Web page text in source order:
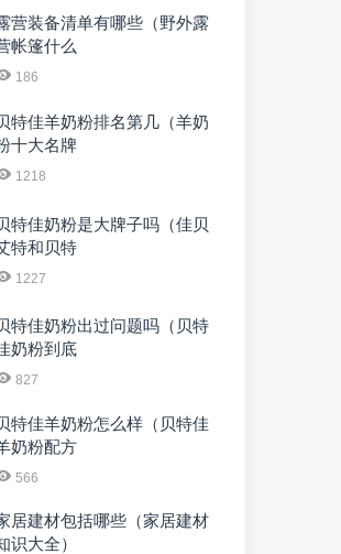
营装备清单有哪些（野外露
帐篷什么
186
特佳羊奶粉排名第几（羊奶
十大名牌
1218
特佳奶粉是大牌子吗（佳贝
特和贝特
1227
特佳奶粉出过问题吗（贝特
奶粉到底
827
特佳羊奶粉怎么样（贝特佳
奶粉配方
566
居建材包括哪些（家居建材
识大全）